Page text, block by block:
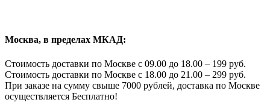
Москва, в пределах МКАД:
Стоимость доставки по Москве с 09.00 до 18.00 – 199 руб.
Стоимость доставки по Москве с 18.00 до 21.00 – 299 руб.
При заказе на сумму свыше 7000 рублей, доставка по Москве
осуществляется Бесплатно!